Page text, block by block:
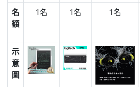
名
額
1名 1名 1名
示
意
圖